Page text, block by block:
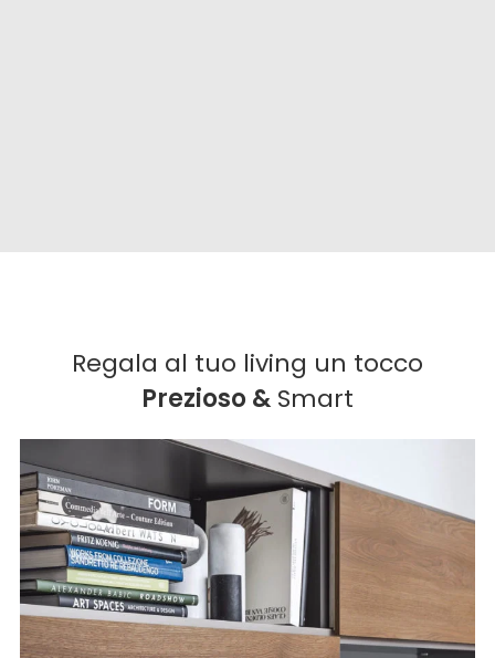
Regala al tuo living un tocco
Prezioso & Smart